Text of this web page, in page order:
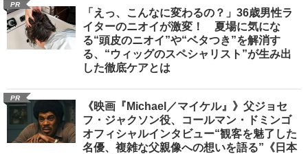
PR
「えっ、こんなに変わるの？」36歳男性ラ
イターのニオイが激変！ 夏場に気にな
る“頭皮のニオイ”や“ベタつき”を解消す
る、“ウィッグのスペシャリスト”が生み出
した徹底ケアとは
PR
《映画『Michael／マイケル』》父ジョセ
フ・ジャクソン役、コールマン・ドミンゴ
オフィシャルインタビュー“観客を魅了した
名優、複雑な父親像への想いを語る”《日本